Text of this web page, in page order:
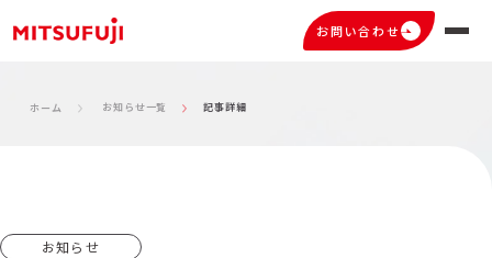
お問い合わせ
ホーム お知らせ一覧 記事詳細
お知らせ